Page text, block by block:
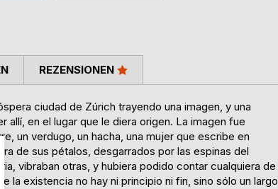
ciudad de Zúrich trayendo una imagen, y una
allí, en el lugar que le diera origen. La imagen fue
un verdugo, un hacha, una mujer que escribe en
de sus pétalos, desgarrados por las espinas del
vibraban otras, y hubiera podido contar cualquiera de
la existencia no hay ni principio ni fin, sino sólo un largo
REZENSIONEN